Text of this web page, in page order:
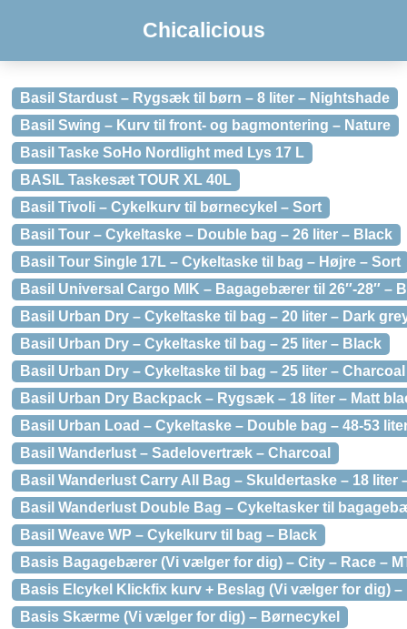
Chicalicious
Basil Stardust – Rygsæk til børn – 8 liter – Nightshade
Basil Swing – Kurv til front- og bagmontering – Nature
Basil Taske SoHo Nordlight med Lys 17 L
BASIL Taskesæt TOUR XL 40L
Basil Tivoli – Cykelkurv til børnecykel – Sort
Basil Tour – Cykeltaske – Double bag – 26 liter – Black
Basil Tour Single 17L – Cykeltaske til bag – Højre – Sort
Basil Universal Cargo MIK – Bagagebærer til 26″-28″ –
Basil Urban Dry – Cykeltaske til bag – 20 liter – Dark
Basil Urban Dry – Cykeltaske til bag – 25 liter – Black
Basil Urban Dry – Cykeltaske til bag – 25 liter –
Basil Urban Dry Backpack – Rygsæk – 18 liter – Matt
Basil Urban Load – Cykeltaske – Double bag – 48-53
Basil Wanderlust – Sadelovertræk – Charcoal
Basil Wanderlust Carry All Bag – Skuldertaske – 18 liter
Basil Wanderlust Double Bag – Cykeltasker til
Basil Weave WP – Cykelkurv til bag – Black
Basis Bagagebærer (Vi vælger for dig) – City – Race –
Basis Elcykel Klickfix kurv + Beslag (Vi vælger for dig) –
Basis Skærme (Vi vælger for dig) – Børnecykel